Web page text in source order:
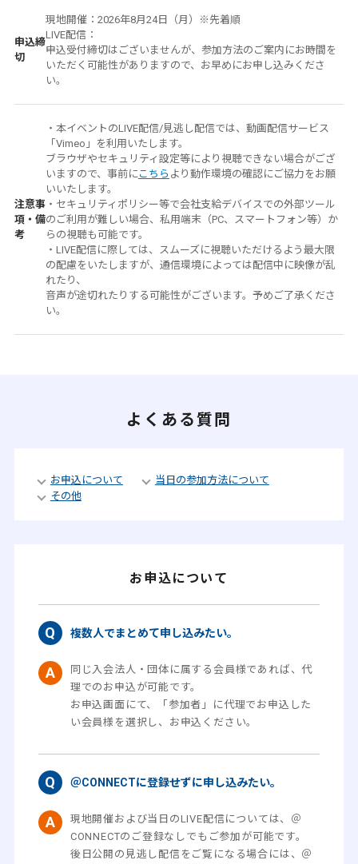
申込締
切
現地開催：2026年8月24日（月）※先着順
LIVE配信：
申込受付締切はございませんが、参加方法のご案内にお時間を
いただく可能性がありますので、お早めにお申し込みくださ
い。
注意事
項・備
考
・本イベントのLIVE配信/見逃し配信では、動画配信サービス
「Vimeo」を利用いたします。
ブラウザやセキュリティ設定等により視聴できない場合がござ
いますので、事前に こちら より動作環境の確認にご協力をお願
いいたします。
・セキュリティポリシー等で会社支給デバイスでの外部ツール
のご利用が難しい場合、私用端末（PC、スマートフォン等）か
らの視聴も可能です。
・LIVE配信に際しては、スムーズに視聴いただけるよう最大限
の配慮をいたしますが、通信環境によっては配信中に映像が乱
れたり、
音声が途切れたりする可能性がございます。予めご了承くださ
い。
よくある質問
お申込について
当日の参加方法について
その他
お申込について
複数人でまとめて申し込みたい。
同じ入会法人・団体に属する会員様であれば、代
理でのお申込が可能です。
お申込画面にて、「参加者」に代理でお申込した
い会員様を選択し、お申込ください。
＠CONNECTに登録せずに申し込みたい。
現地開催および当日のLIVE配信については、＠
CONNECTのご登録なしでもご参加が可能です。
後日公開の見逃し配信をご覧になる場合には、＠